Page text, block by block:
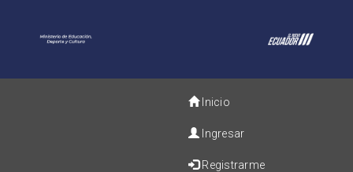
Inicio
Ingresar
Registrarme